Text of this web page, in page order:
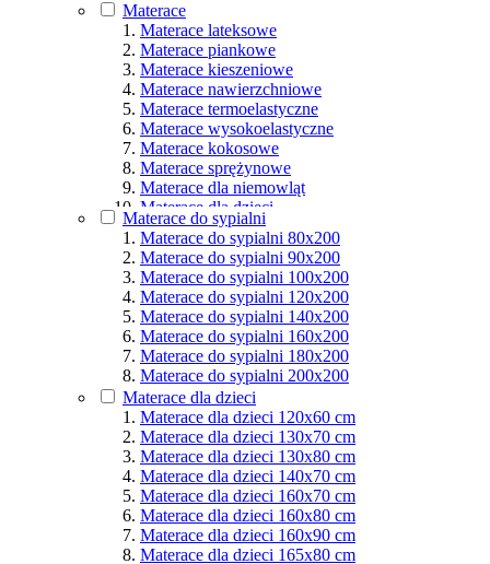
Materace
Materace lateksowe
Materace piankowe
Materace kieszeniowe
Materace nawierzchniowe
Materace termoelastyczne
Materace wysokoelastyczne
Materace kokosowe
Materace sprężynowe
Materace dla niemowląt
Materace dla dzieci
Materace hybrydowe
Materace naturalne
Materace ortopedyczne
Materace multipocket
Materace premium
Materace dla seniorów
Materace dla par
Materace dla alergików
Materace dla osób aktywnych
Podział wg rozmiarów
Materace do sypialni
Materace do sypialni 80x200
Materace do sypialni 90x200
Materace do sypialni 100x200
Materace do sypialni 120x200
Materace do sypialni 140x200
Materace do sypialni 160x200
Materace do sypialni 180x200
Materace do sypialni 200x200
Materace dla dzieci
Materace dla dzieci 120x60 cm
Materace dla dzieci 130x70 cm
Materace dla dzieci 130x80 cm
Materace dla dzieci 140x70 cm
Materace dla dzieci 160x70 cm
Materace dla dzieci 160x80 cm
Materace dla dzieci 160x90 cm
Materace dla dzieci 165x80 cm